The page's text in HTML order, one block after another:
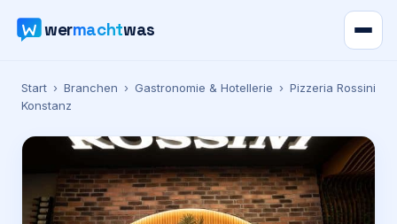
wermachtwas
Verzeichnis
Karte
Start › Branchen › Gastronomie & Hotellerie › Pizzeria Rossini
Konstanz